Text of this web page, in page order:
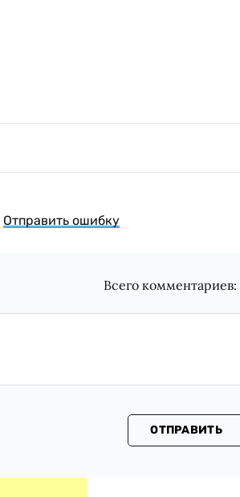
Отправить ошибку
Всего комментариев:
ОТПРАВИТЬ